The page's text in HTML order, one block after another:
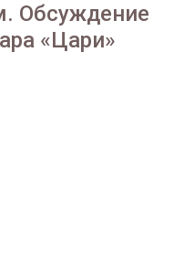
Обсуждение
«Цари»